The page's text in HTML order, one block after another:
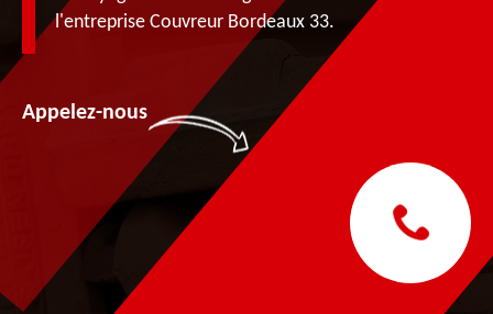
l'entreprise Couvreur Bordeaux 33.
Appelez-nous